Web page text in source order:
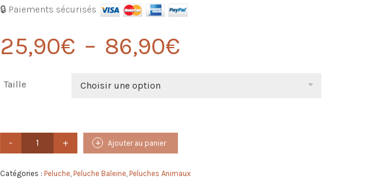
🔒 Paiements sécurisés
25,90€ – 86,90€
Taille Choisir une option
Peluche
Baleine
Ajouter au panier
Catégories : Peluche Peluche Baleine Peluches Animaux